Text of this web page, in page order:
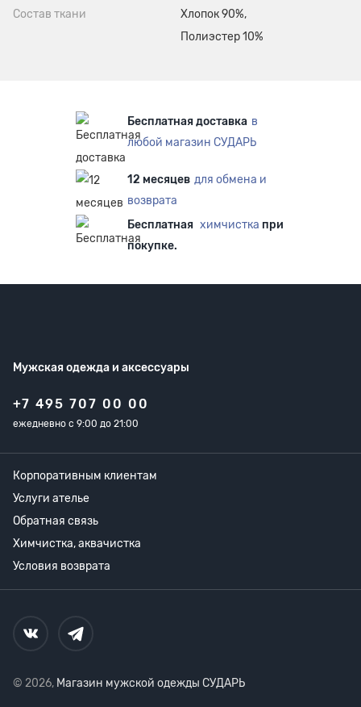
Состав ткани
Хлопок 90%,
Полиэстер 10%
Бесплатная доставка в
любой магазин СУДАРЬ
12 месяцев для обмена и
возврата
Бесплатная химчистка при
покупке.
Мужская одежда и аксессуары
+7 495 707 00 00
ежедневно с 9:00 до 21:00
Корпоративным клиентам
Услуги ателье
Обратная связь
Химчистка, аквачистка
Условия возврата
© 2026, Магазин мужской одежды СУДАРЬ